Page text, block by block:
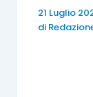
21 Luglio
di